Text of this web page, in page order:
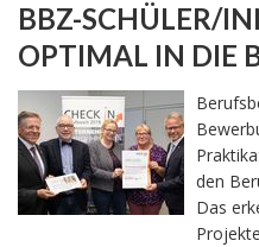
BBZ-SCHÜLER/
OPTIMAL IN DIE
den
Das